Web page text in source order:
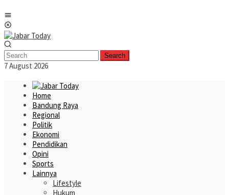
to
content
Search
7 August 2026
Home
Bandung Raya
Regional
Politik
Ekonomi
Pendidikan
Opini
Sports
Lainnya
Lifestyle
Hukum